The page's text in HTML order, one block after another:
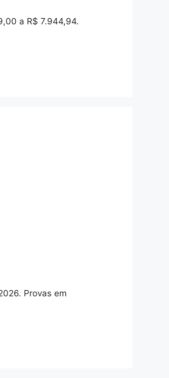
a R$ 7.944,94.
Provas em